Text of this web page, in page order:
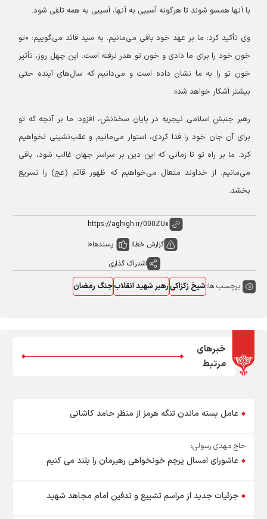
با آنها همسو شوند تا هرگونه آسیبی به آنها، آسیبی به همه تلقی شود.
وی تأکید کرد: ما بر عهد خود باقی می‌مانیم. به سید قائد می‌گوییم: «تو
خون خود را برای ما دادی و خون تو هدر نرفته است. این چهل روز، تأثیر
خون تو را به ما نشان داده است و می‌دانیم که سال‌های آینده حتی
بیشتر آشکار خواهد شد».
رهبر جنبش اسلامی نیجریه در پایان سخنانش، افزود: ما بر آنچه که تو
برای آن جان خود را فدا کردی، استوار می‌مانیم و عقب‌نشینی نخواهیم
کرد. ما بر راه تو تا زمانی که این دین بر سراسر جهان غالب شود، باقی
می‌مانیم. از خداوند متعال می‌خواهیم که ظهور قائم (عج) را تسریع
بخشد.
گزارش خطا پسندها0
اشتراک گذاری
برچسب ها:شیخ زکزاکیرهبر شهید انقلابجنگ رمضان
خبرهای
مرتبط
عامل بسته ماندن تنگه هرمز از منظر حامد کاشانی
حاج مهدی رسولی:
عاشورای امسال پرچم خونخواهی رهبرمان را بلند می کنیم
جزئیات جدید از مراسم تشییع و تدفین امام مجاهد شهید